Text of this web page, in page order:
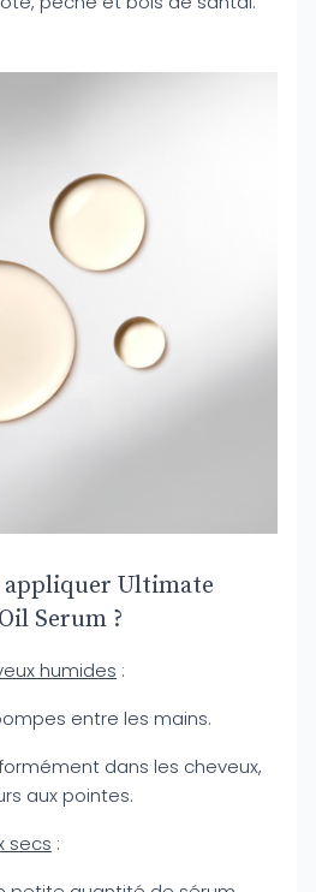
Ultimate
Serum ?
humides :
entre les mains.
dans les cheveux,
aux pointes.
secs :